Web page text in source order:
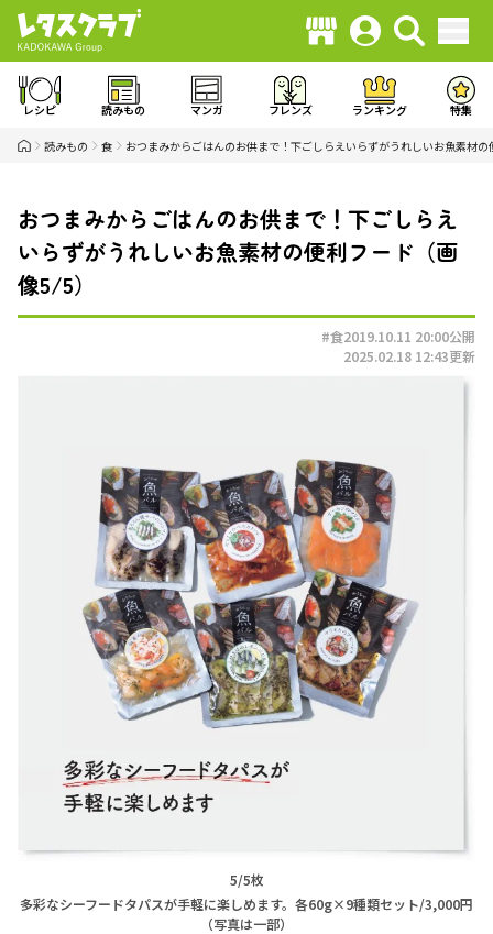
レシピ 読みもの マンガ フレンズ ランキング 特集
読みもの 食 おつまみからごはんのお供まで！下ごしらえいらずがうれしいお魚素材の
おつまみからごはんのお供まで！下ごしらえ
いらずがうれしいお魚素材の便利フード（画
像5/5）
#食2019.10.11 20:00公開
2025.02.18 12:43更新
5/5枚
多彩なシーフードタパスが手軽に楽しめます。各60g×9種類セット/3,000円
（写真は一部）